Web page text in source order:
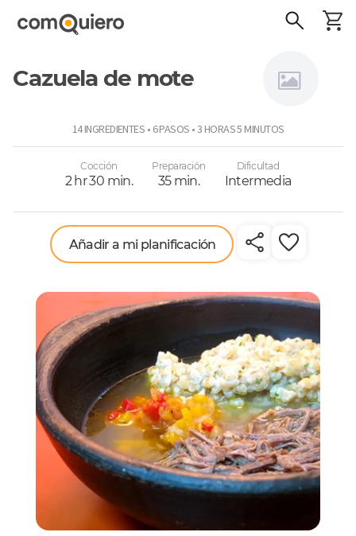
Cazuela de mote
14 INGREDIENTES • 6 PASOS • 3 HORAS 5 MINUTOS
Cocción
2 hr 30 min.
Preparación
35 min.
Dificultad
Intermedia
Añadir a mi planificación